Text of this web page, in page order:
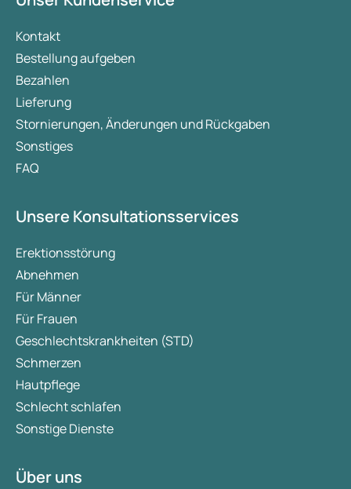
Kontakt
Bestellung aufgeben
Bezahlen
Lieferung
Stornierungen, Änderungen und Rückgaben
Sonstiges
FAQ
Unsere Konsultationsservices
Erektionsstörung
Abnehmen
Für Männer
Für Frauen
Geschlechtskrankheiten (STD)
Schmerzen
Hautpflege
Schlecht schlafen
Sonstige Dienste
Über uns